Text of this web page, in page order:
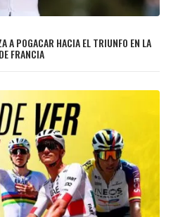
A POGACAR HACIA EL TRIUNFO EN LA
FRANCIA